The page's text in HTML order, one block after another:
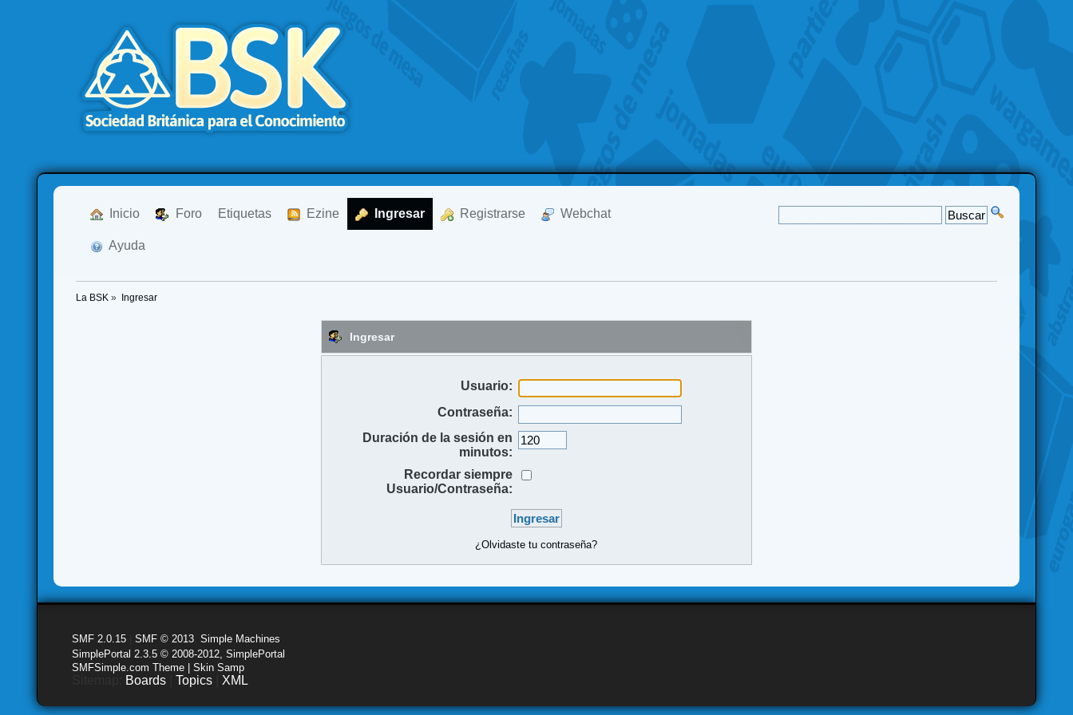
Inicio Foro Etiquetas Ezine Ingresar Registrarse Webchat
Ayuda
La BSK » Ingresar
Ingresar
Usuario:
Contraseña:
Duración de la sesión en
minutos:
Recordar siempre
Usuario/Contraseña:
¿Olvidaste tu contraseña?
SMF 2.0.15 |SMF © 2013 ,Simple Machines
SimplePortal 2.3.5 © 2008-2012, SimplePortal
SMFSimple.com Theme | Skin Samp
Boards |Topics XML